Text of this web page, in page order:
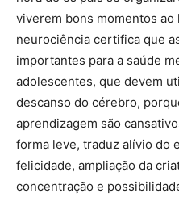
viverem bons momentos ao
neurociência certifica que
importantes para a saúde
adolescentes, que devem
descanso do cérebro,
aprendizagem são
forma leve, traduz alívio do
felicidade, ampliação da
concentração e